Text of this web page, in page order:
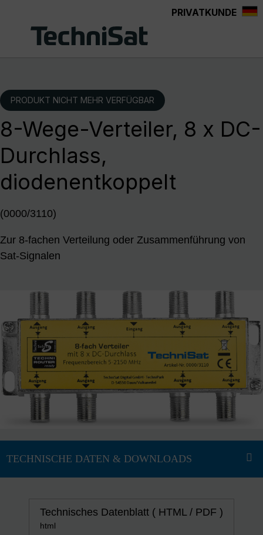
PRIVATKUNDE
PRODUKT NICHT MEHR VERFÜGBAR
8-Wege-Verteiler, 8 x DC-
Durchlass,
diodenentkoppelt
(0000/3110)
Zur 8-fachen Verteilung oder Zusammenführung von
Sat-Signalen
Technisches Datenblatt ( HTML / PDF )
html